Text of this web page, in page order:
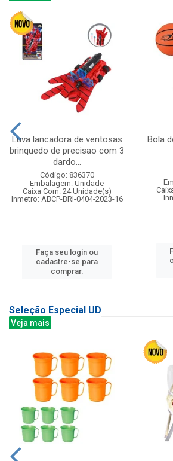
Luva lancadora de ventosas
brinquedo de precisao com 3
dardo...
Código: 836370
Embalagem: Unidade
Caixa Com: 24 Unidade(s)
Inmetro: ABCP-BRI-0404-2023-16
Faça seu login ou
cadastre-se para
comprar.
Bola
Seleção Especial UD
Veja mais